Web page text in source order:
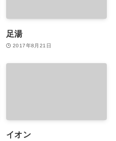
足湯
2017年8月21日
イオン